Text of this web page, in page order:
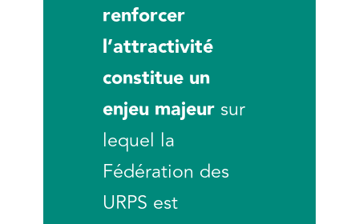
renforcer
l’attractivité
constitue un
enjeu majeur sur
lequel la
Fédération des
URPS est